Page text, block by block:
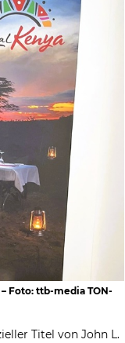
Foto: ttb-media TON-
Titel von John L.